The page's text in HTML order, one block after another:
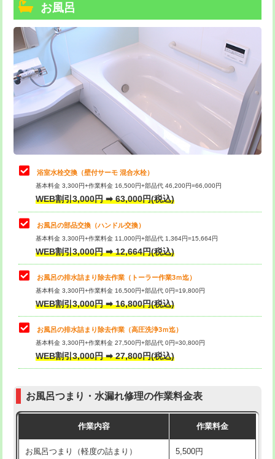
トーラー機使用/3mまで
追加トーラー機使用/3m超え
カメラ調査 33,000円
桝清掃 8,800円
止水・漏水調査・防水処理・清掃・修
理・調整・分解・加工など（軽作業）
止水・漏水調査・防水処理・清掃・修
理・調整・分解・加工など（中作業）
22,000円
止水・漏水調査・防水処理・清掃・修
理・調整・分解・加工など（重作業）
33,000円
トイレタンク脱着
トイレ便器脱着
タンクレストイレ脱着 33,000円
小便器トイレ脱着
その他部品の脱着 8,800円～
交換・取付（タンク）
交換・取付（普通便座） 11,000円+材料費
交換・取付（温水洗浄便座） 16,500円+材料費
交換・取付(単水栓（壁付・デッキ
13,200円+材料費
お風呂
浴室水栓交換（壁付サーモ 混合水栓）
基本料金 3,300円+作業料金 16,500円+部品代 46,200円=66,000円
WEB割引3,000円 ➡ 63,000円(税込)
お風呂の部品交換（ハンドル交換）
基本料金 3,300円+作業料金 11,000円+部品代 1,364円=15,664円
WEB割引3,000円 ➡ 12,664円(税込)
お風呂の排水詰まり除去作業（トーラー作業3ｍ迄）
基本料金 3,300円+作業料金 16,500円+部品代 0円=19,800円
WEB割引3,000円 ➡ 16,800円(税込)
お風呂の排水詰まり除去作業（高圧洗浄3ｍ迄）
基本料金 3,300円+作業料金 27,500円+部品代 0円=30,800円
WEB割引3,000円 ➡ 27,800円(税込)
お風呂つまり・水漏れ修理の作業料金表
作業内容 作業料金
お風呂つまり（軽度の詰まり） 5,500円